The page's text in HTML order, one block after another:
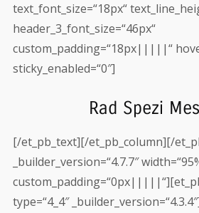
text_font_size=“18px“
header_3_font_size=“46px“
custom_padding=“18px|||||“
sticky_enabled=“0″]
Rad Spezi
[/et_pb_text][/et_pb_column][/
_builder_version=“4.7.7″
type=“4_4″